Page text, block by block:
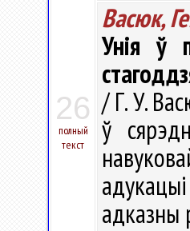
26
полный
текст
Васюк,
Унія ў
/ Г. У.
ў
адказны